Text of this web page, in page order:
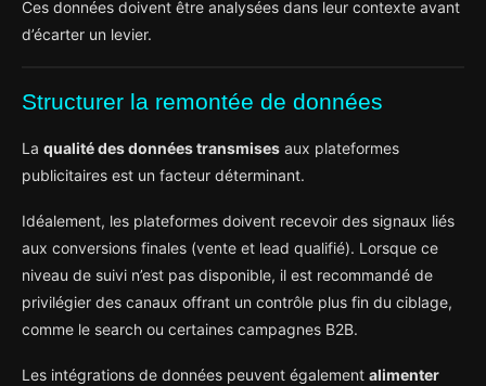
Ces données doivent être analysées dans leur contexte avant
d’écarter un levier.
Structurer la remontée de données
La qualité des données transmises aux plateformes
publicitaires est un facteur déterminant.
Idéalement, les plateformes doivent recevoir des signaux liés
aux conversions finales (vente et lead qualifié). Lorsque ce
niveau de suivi n’est pas disponible, il est recommandé de
privilégier des canaux offrant un contrôle plus fin du ciblage,
comme le search ou certaines campagnes B2B.
Les intégrations de données peuvent également alimenter